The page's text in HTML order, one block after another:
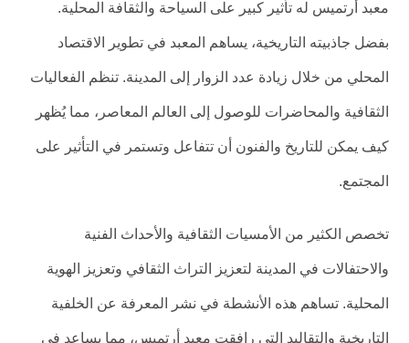
معبد أرتميس له تأثير كبير على السياحة والثقافة المحلية.
بفضل جاذبيته التاريخية، يساهم المعبد في تطوير الاقتصاد
المحلي من خلال زيادة عدد الزوار إلى المدينة. تنظم الفعاليات
الثقافية والمحاضرات للوصول إلى العالم المعاصر، مما يُظهر
كيف يمكن للتاريخ والفنون أن تتفاعل وتستمر في التأثير على
المجتمع.
تخصص الكثير من الأمسيات الثقافية والأحداث الفنية
والاحتفالات في المدينة لتعزيز التراث الثقافي وتعزيز الهوية
المحلية. تساهم هذه الأنشطة في نشر المعرفة عن الخلفية
التاريخية والتقاليد التي رافقت معبد أرتميس، مما يساعد في